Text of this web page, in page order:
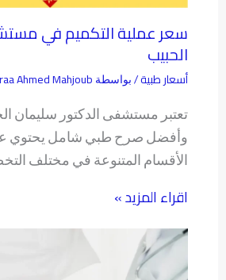
سعر عملية التكميم في
الحبيب
أسعار طبية/ بواسطة Ahmed Mahjoub
تعتبر مستشفى الدكتور سليمان
وأفضل صرح طبي شامل يحتوي
الأقسام المتنوعة في مختلف
اقراء المزيد »